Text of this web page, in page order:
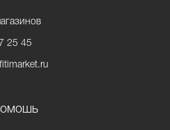
25 45